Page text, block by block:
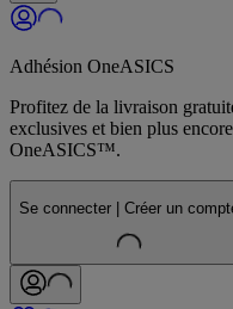
Adhésion OneASICS
Profitez de la livraison
exclusives et bien plus
OneASICS™.
Se connecter | Créer un